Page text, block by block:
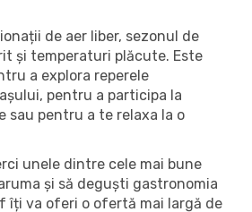
de aer liber, sezonul de
și temperaturi plăcute. Este
a explora reperele
pentru a participa la
pentru a te relaxa la o
unele dintre cele mai bune
și să deguști gastronomia
îți va oferi o ofertă mai largă de